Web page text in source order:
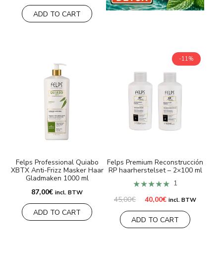
ADD TO CART
Felps Professional Quiabo
XBTX Anti-Frizz Masker Haar
Gladmaken 1000 ml
87,00€ incl. BTW
ADD TO CART
-11%
Felps Premium Reconstrucción
RP haarherstelset – 2×100 ml
★★★★★ 1
45,00€ Oorspronkelijke
was:
45,00€.
40,00€Huidige
is:
40,00€.
incl. BTW
ADD TO CART